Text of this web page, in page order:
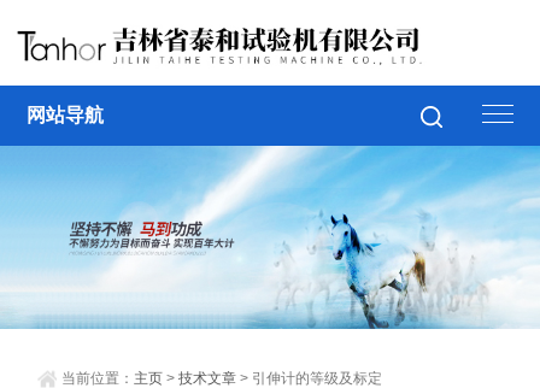
网站导航
当前位置： 主页 >技术文章 > 引伸计的等级及标定